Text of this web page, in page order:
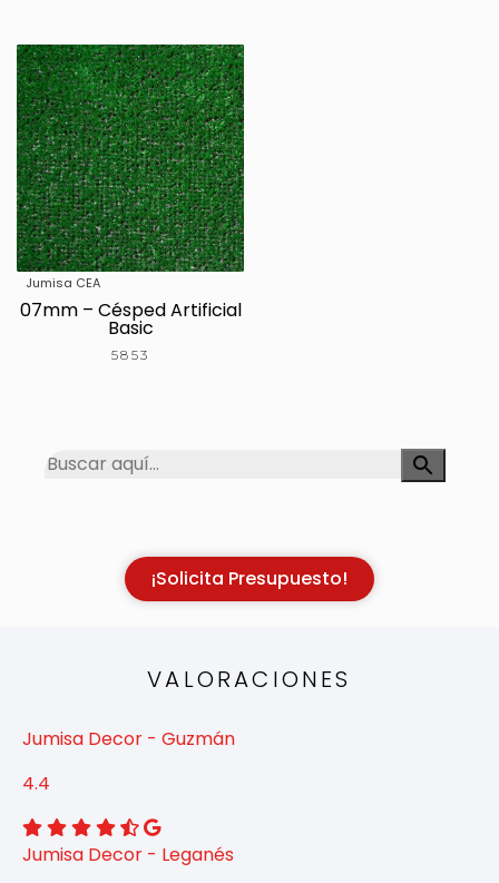
Jumisa CEA
07mm – Césped Artificial
Basic
5853
¡Solicita Presupuesto!
VALORACIONES
Jumisa Decor - Guzmán
4.4
Jumisa Decor - Leganés